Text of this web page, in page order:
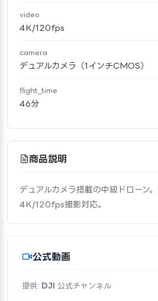
video
4K/120fps
camera
デュアルカメラ（1インチCMOS）
flight_time
46分
商品説明
デュアルカメラ搭載の中級ドローン
4K/120fps撮影対応。
公式動画
提供: DJI 公式チャンネル